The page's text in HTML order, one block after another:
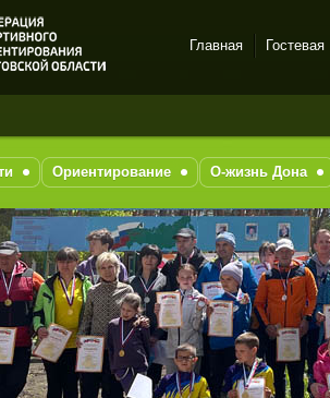
Дону
Главная Гостевая
Ориентирование О-жизнь Дона